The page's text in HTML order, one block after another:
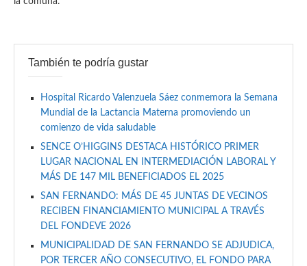
También te podría gustar
Hospital Ricardo Valenzuela Sáez conmemora la Semana
Mundial de la Lactancia Materna promoviendo un
comienzo de vida saludable
SENCE O’HIGGINS DESTACA HISTÓRICO PRIMER
LUGAR NACIONAL EN INTERMEDIACIÓN LABORAL Y
MÁS DE 147 MIL BENEFICIADOS EL 2025
SAN FERNANDO: MÁS DE 45 JUNTAS DE VECINOS
RECIBEN FINANCIAMIENTO MUNICIPAL A TRAVÉS
DEL FONDEVE 2026
MUNICIPALIDAD DE SAN FERNANDO SE ADJUDICA,
POR TERCER AÑO CONSECUTIVO, EL FONDO PARA